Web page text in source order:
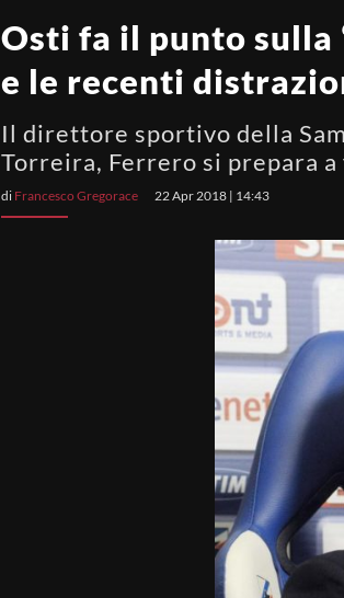
Osti fa il punto sulla
e le recenti
Il direttore sportivo della
Torreira, Ferrero si prepara a
di Francesco Gregorace 22 Apr 2018 | 14:43